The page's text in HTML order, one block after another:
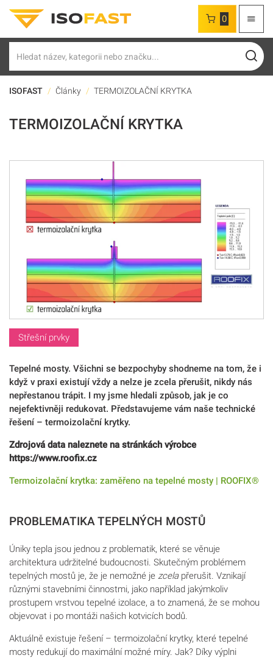
0
ISOFAST Články TERMOIZOLAČNÍ KRYTKA
TERMOIZOLAČNÍ KRYTKA
Střešní prvky
Tepelné mosty. Všichni se bezpochyby shodneme na tom, že i
když v praxi existují vždy a nelze je zcela přerušit, nikdy nás
nepřestanou trápit. I my jsme hledali způsob, jak je co
nejefektivněji redukovat. Představujeme vám naše technické
řešení – termoizolační krytky.
Zdrojová data naleznete na stránkách výrobce
https://www.roofix.cz
Termoizolační krytka: zaměřeno na tepelné mosty | ROOFIX®
PROBLEMATIKA TEPELNÝCH MOSTŮ
Úniky tepla jsou jednou z problematik, které se věnuje
architektura udržitelné budoucnosti. Skutečným problémem
tepelných mostů je, že je nemožné je zcela přerušit. Vznikají
různými stavebními činnostmi, jako například jakýmkoliv
prostupem vrstvou tepelné izolace, a to znamená, že se mohou
objevovat i po montáži našich kotvicích bodů.
Aktuálně existuje řešení – termoizolační krytky, které tepelné
mosty redukují do maximální možné míry. Jak? Díky výplni